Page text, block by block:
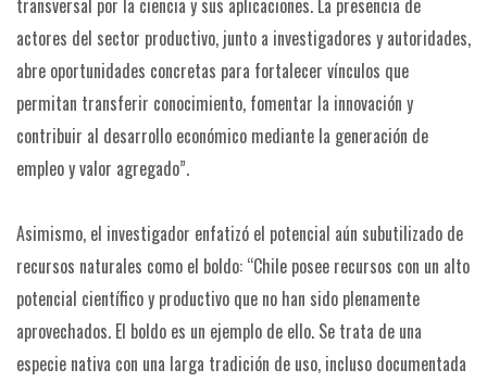
transversal por la ciencia y sus aplicaciones. La presencia de
actores del sector productivo, junto a investigadores y autoridades,
abre oportunidades concretas para fortalecer vínculos que
permitan transferir conocimiento, fomentar la innovación y
contribuir al desarrollo económico mediante la generación de
empleo y valor agregado”.
Asimismo, el investigador enfatizó el potencial aún subutilizado de
recursos naturales como el boldo: “Chile posee recursos con un alto
potencial científico y productivo que no han sido plenamente
aprovechados. El boldo es un ejemplo de ello. Se trata de una
especie nativa con una larga tradición de uso, incluso documentada